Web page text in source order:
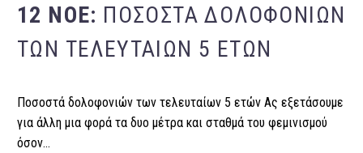
12 ΝΟΈ: ΠΟΣΟΣΤΆ ΔΟΛΟΦΟΝΙΏΝ
ΤΩΝ ΤΕΛΕΥΤΑΊΩΝ 5 ΕΤΏΝ
Ποσοστά δολοφονιών των τελευταίων 5 ετών Ας εξετάσουμε
για άλλη μια φορά τα δυο μέτρα και σταθμά του φεμινισμού
όσον…